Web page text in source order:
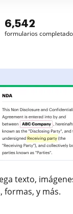
6,542
formularios
texto,
formas, y más.